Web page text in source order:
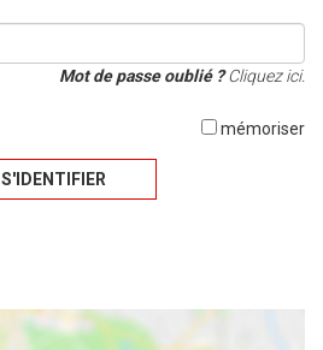
Mot de passe oublié ?Cliquez ici.
mémoriser
S'IDENTIFIER